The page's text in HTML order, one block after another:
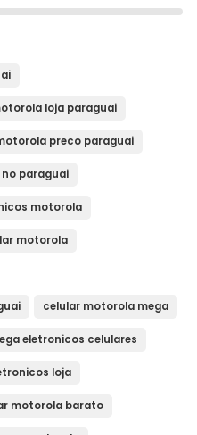
loja paraguai
preco paraguai
paraguai
motorola
motorola
celular motorola mega
eletronicos celulares
loja
motorola barato